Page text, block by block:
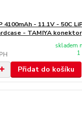
4100mAh - 11.1V - 50C
- TAMIYA
skladem
1
Přidat do košíku